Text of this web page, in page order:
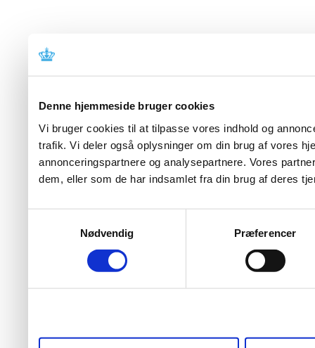
Denne hjemmeside bruger cookies
Vi bruger cookies til at tilpasse vores indhold og
trafik. Vi deler også oplysninger om din brug af vores
annonceringspartnere og analysepartnere. Vores
dem, eller som de har indsamlet fra din brug af deres
Nødvendig
Præferencer